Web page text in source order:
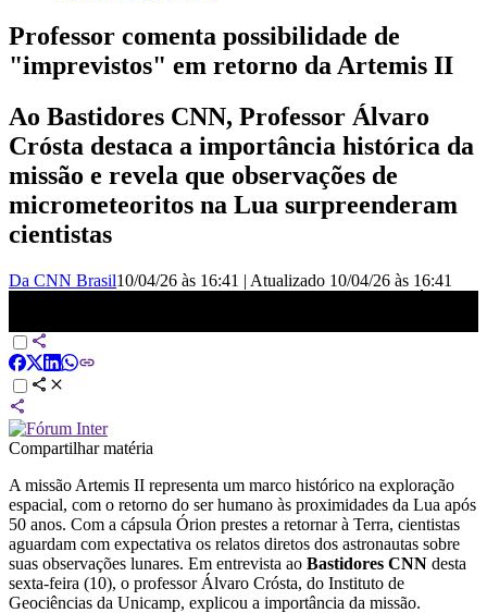
Professor comenta possibilidade de
"imprevistos" em retorno da Artemis II
Ao Bastidores CNN, Professor Álvaro
Crósta destaca a importância histórica da
missão e revela que observações de
micrometeoritos na Lua surpreenderam
cientistas
Da CNN Brasil10/04/26 às 16:41 | Atualizado 10/04/26 às 16:41
Compartilhar matéria
A missão Artemis II representa um marco histórico na exploração
espacial, com o retorno do ser humano às proximidades da Lua após
50 anos. Com a cápsula Órion prestes a retornar à Terra, cientistas
aguardam com expectativa os relatos diretos dos astronautas sobre
suas observações lunares. Em entrevista ao Bastidores CNN desta
sexta-feira (10), o professor Álvaro Crósta, do Instituto de
Geociências da Unicamp, explicou a importância da missão.